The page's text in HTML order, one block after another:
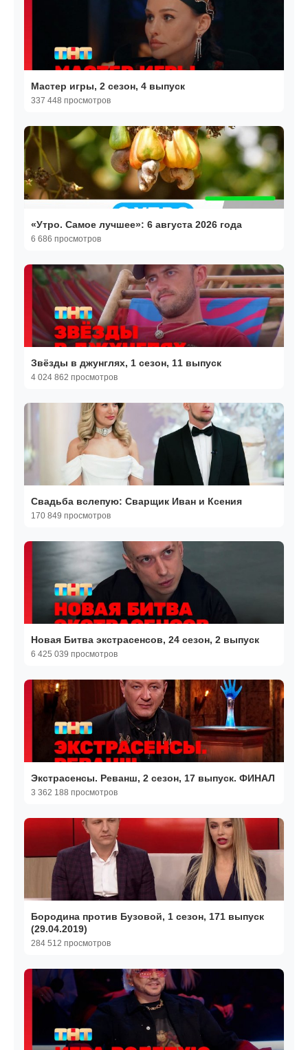
Мастер игры, 2 сезон, 4 выпуск
337 448 просмотров
«Утро. Самое лучшее»: 6 августа 2026 года
6 686 просмотров
Звёзды в джунглях, 1 сезон, 11 выпуск
4 024 862 просмотров
Свадьба вслепую: Сварщик Иван и Ксения
170 849 просмотров
Новая Битва экстрасенсов, 24 сезон, 2 выпуск
6 425 039 просмотров
Экстрасенсы. Реванш, 2 сезон, 17 выпуск. ФИНАЛ
3 362 188 просмотров
Бородина против Бузовой, 1 сезон, 171 выпуск
(29.04.2019)
284 512 просмотров